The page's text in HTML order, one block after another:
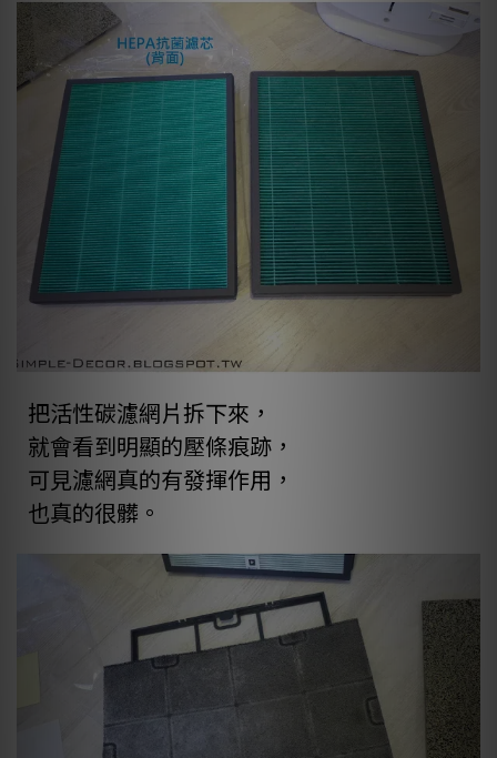
把活性碳濾網片拆下來，
就會看到明顯的壓條痕跡，
可見濾網真的有發揮作用，
也真的很髒。